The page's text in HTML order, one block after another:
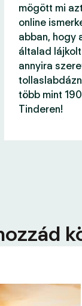
mögött mi
online
abban, hogy
általad
annyira
több mint
Tinderen!